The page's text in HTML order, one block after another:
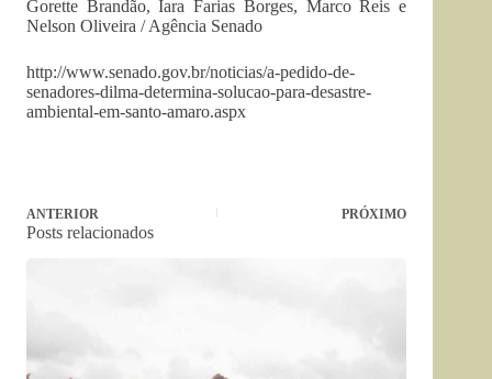
Gorette Brandão, Iara Farias Borges, Marco Reis e
Nelson Oliveira / Agência Senado
http://www.senado.gov.br/noticias/a-pedido-de-
senadores-dilma-determina-solucao-para-desastre-
ambiental-em-santo-amaro.aspx
ANTERIOR PRÓXIMO
Posts relacionados